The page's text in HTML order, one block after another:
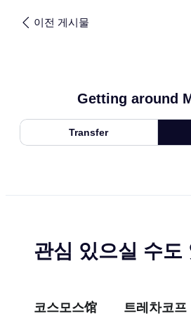
이전 게시물
Getting around
Transfer
관심 있으실 수도
코스모스馆
트레차코프